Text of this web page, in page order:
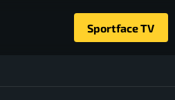
Sportface TV